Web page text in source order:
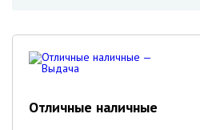
Отличные наличные